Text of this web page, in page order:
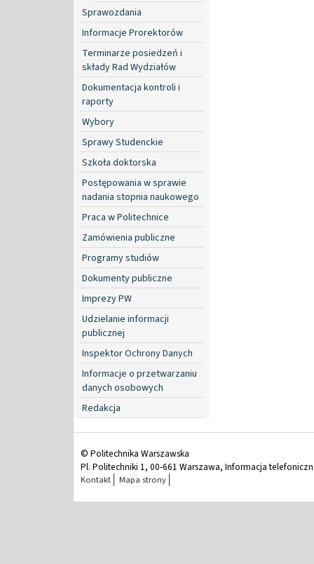
Sprawozdania
Informacje Prorektorów
Terminarze posiedzeń i
składy Rad Wydziałów
Dokumentacja kontroli i
raporty
Wybory
Sprawy Studenckie
Szkoła doktorska
Postępowania w sprawie
nadania stopnia naukowego
Praca w Politechnice
Zamówienia publiczne
Programy studiów
Dokumenty publiczne
Imprezy PW
Udzielanie informacji
publicznej
Inspektor Ochrony Danych
Informacje o przetwarzaniu
danych osobowych
Redakcja
© Politechnika Warszawska
Pl. Politechniki 1, 00-661 Warszawa, Informacja
Kontakt Mapa strony